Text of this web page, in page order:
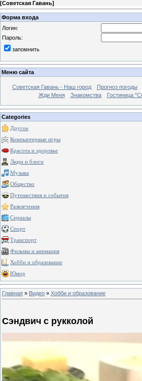
[Советская Гавань]
Форма входа
Логин:
Пароль:
запомнить
Меню сайта
Советская Гавань - Наш город Прогноз погоды
Жди Меня
Знакомства Гостиница
Categories
Другое
Компьютерные игры
Красота и здоровье
Люди и блоги
Музыка
Общество
Путешествия и события
Развлечения
Сериалы
Спорт
Транспорт
Фильмы и анимация
Хобби и образование
Юмор
Главная » Видео » Хобби и образование
Сэндвич с рукколой